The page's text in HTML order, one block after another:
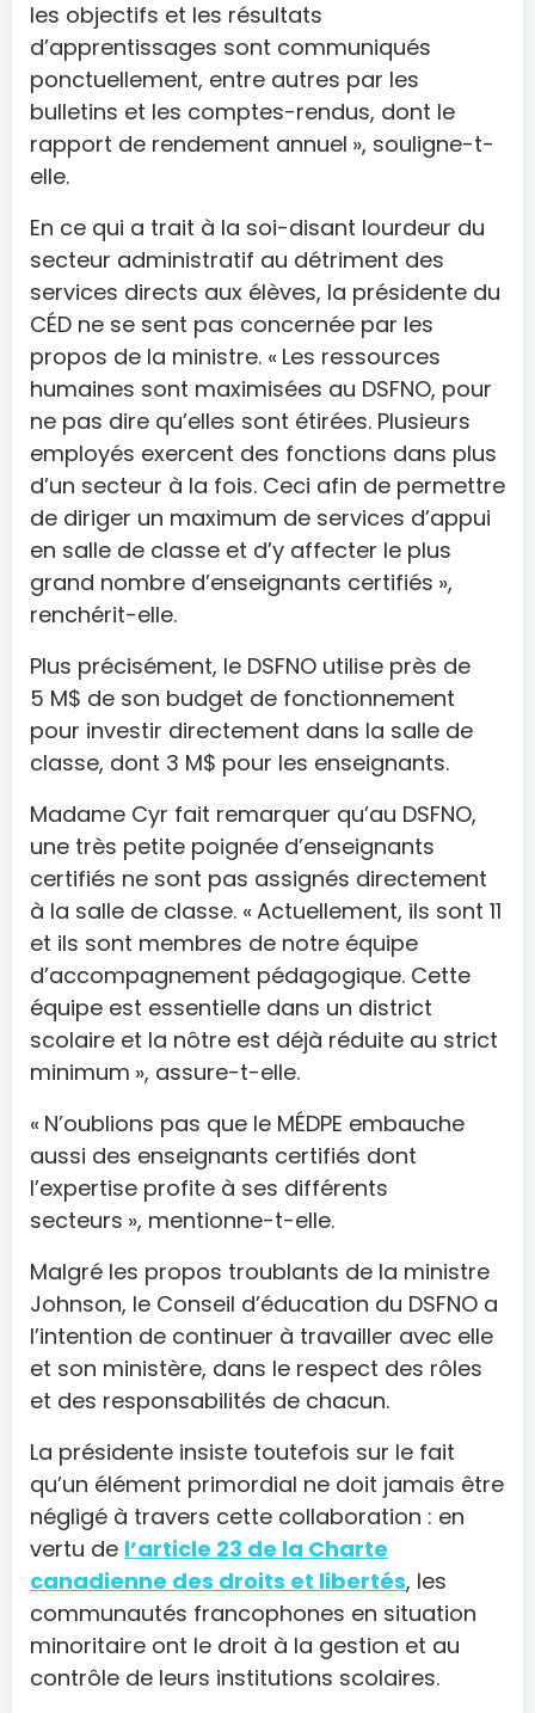
les objectifs et les résultats
d’apprentissages sont communiqués
ponctuellement, entre autres par les
bulletins et les comptes-rendus, dont le
rapport de rendement annuel », souligne-t-
elle.
En ce qui a trait à la soi-disant lourdeur du
secteur administratif au détriment des
services directs aux élèves, la présidente du
CÉD ne se sent pas concernée par les
propos de la ministre. « Les ressources
humaines sont maximisées au DSFNO, pour
ne pas dire qu’elles sont étirées. Plusieurs
employés exercent des fonctions dans plus
d’un secteur à la fois. Ceci afin de permettre
de diriger un maximum de services d’appui
en salle de classe et d’y affecter le plus
grand nombre d’enseignants certifiés »,
renchérit-elle.
Plus précisément, le DSFNO utilise près de
5 M$ de son budget de fonctionnement
pour investir directement dans la salle de
classe, dont 3 M$ pour les enseignants.
Madame Cyr fait remarquer qu’au DSFNO,
une très petite poignée d’enseignants
certifiés ne sont pas assignés directement
à la salle de classe. « Actuellement, ils sont 11
et ils sont membres de notre équipe
d’accompagnement pédagogique. Cette
équipe est essentielle dans un district
scolaire et la nôtre est déjà réduite au strict
minimum », assure-t-elle.
« N’oublions pas que le MÉDPE embauche
aussi des enseignants certifiés dont
l’expertise profite à ses différents
secteurs », mentionne-t-elle.
Malgré les propos troublants de la ministre
Johnson, le Conseil d’éducation du DSFNO a
l’intention de continuer à travailler avec elle
et son ministère, dans le respect des rôles
et des responsabilités de chacun.
La présidente insiste toutefois sur le fait
qu’un élément primordial ne doit jamais être
négligé à travers cette collaboration : en
vertu de l’article 23 de la Charte
canadienne des droits et libertés, les
communautés francophones en situation
minoritaire ont le droit à la gestion et au
contrôle de leurs institutions scolaires.